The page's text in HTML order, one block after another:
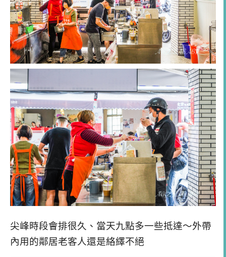
尖峰時段會排很久、當天九點多一些抵達～外帶
內用的鄰居老客人還是絡繹不絕